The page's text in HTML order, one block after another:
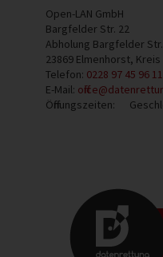
Open-LAN GmbH
Bargfelder Str. 22
Abholung Bargfelder
23869 Elmenhorst,
Telefon: 0228 97 45 96
E-Mail:
Öffnungszeiten: